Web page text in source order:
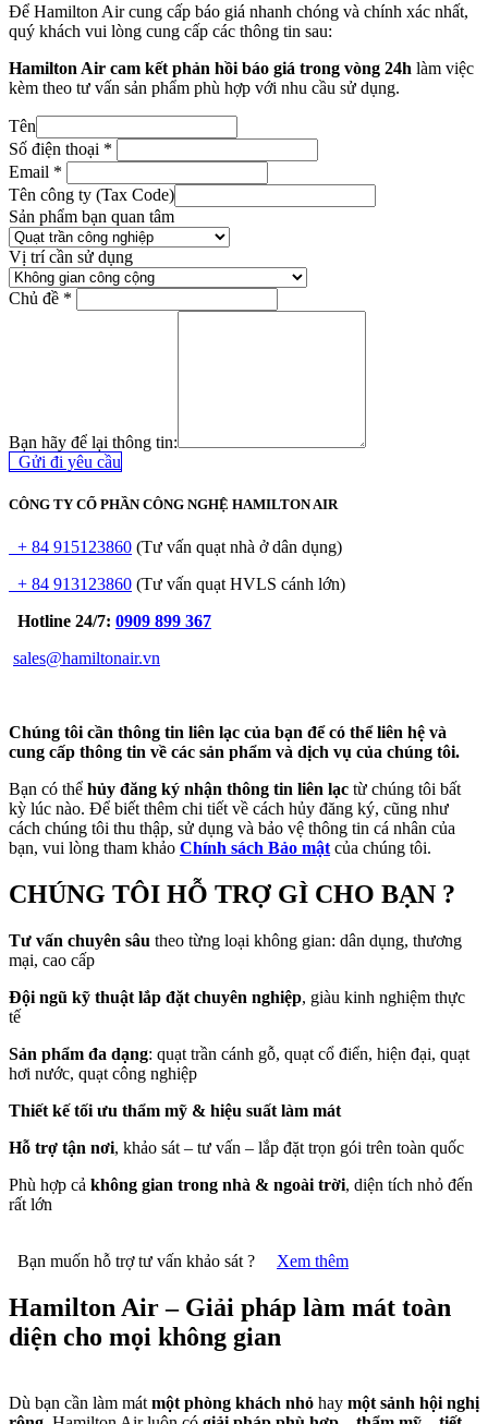
Để Hamilton Air cung cấp báo giá nhanh chóng và chính xác nhất,
quý khách vui lòng cung cấp các thông tin sau:
Hamilton Air cam kết phản hồi báo giá trong vòng 24h làm việc
kèm theo tư vấn sản phẩm phù hợp với nhu cầu sử dụng.
Tên
Số điện thoại *
Email *
Tên công ty (Tax Code)
Sản phẩm bạn quan tâm
Vị trí cần sử dụng
Chủ đề *
Bạn hãy để lại thông tin:
Gửi đi y​​​​​​​êu cầu
CÔNG TY CỔ PHẦN CÔNG NGHỆ HAMILTON AIR
+ 84 915123860 (Tư vấn quạt nhà ở dân dụng)
+ 84 913123860 (Tư vấn quạt HVLS cánh lớn)
Hotline 24/7: 0909 899 367
sales@hamiltonair.vn
Chúng tôi cần thông tin liên lạc của bạn để có thể liên hệ và
cung cấp thông tin về các sản phẩm và dịch vụ của chúng tôi.
Bạn có thể hủy đăng ký nhận thông tin liên lạc từ chúng tôi bất
kỳ lúc nào. Để biết thêm chi tiết về cách hủy đăng ký, cũng như
cách chúng tôi thu thập, sử dụng và bảo vệ thông tin cá nhân của
bạn, vui lòng tham khảo Chính sách Bảo mật của chúng tôi.
CHÚNG TÔI HỖ TRỢ GÌ CHO BẠN ?
Tư vấn chuyên sâu theo từng loại không gian: dân dụng, thương
mại, cao cấp
Đội ngũ kỹ thuật lắp đặt chuyên nghiệp, giàu kinh nghiệm thực
tế
Sản phẩm đa dạng: quạt trần cánh gỗ, quạt cổ điển, hiện đại, quạt
hơi nước, quạt công nghiệp
Thiết kế tối ưu thẩm mỹ & hiệu suất làm mát
Hỗ trợ tận nơi, khảo sát – tư vấn – lắp đặt trọn gói trên toàn quốc
Phù hợp cả không gian trong nhà & ngoài trời, diện tích nhỏ đến
rất lớn
Bạn muốn hỗ trợ tư vấn khảo sát ? Xem thêm
Hamilton Air – Giải pháp làm mát toàn
diện cho mọi không gian
Dù bạn cần làm mát một phòng khách nhỏ hay một sảnh hội nghị